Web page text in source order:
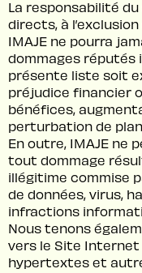
La responsabilité
directs, à
IMAJE ne pourra
dommages réputés
présente liste soit
préjudice financier
bénéfices,
perturbation de
En outre, IMAJE ne
tout dommage
illégitime commise
de données, virus,
infractions
Nous tenons
vers le Site
hypertextes et